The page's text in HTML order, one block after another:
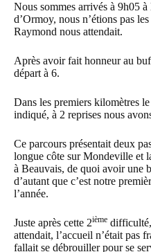
Nous sommes arrivés à 9h05 à
d’Ormoy, nous n’étions pas
Raymond nous attendait.
Après avoir fait honneur au
départ à 6.
Dans les premiers kilomètres
indiqué, à 2 reprises nous
Ce parcours présentait deux
longue côte sur Mondeville et
à Beauvais, de quoi avoir une
d’autant que c’est notre
l’année.
Juste après cette 2ième
attendait, l’accueil n’était pas
fallait se débrouiller pour se